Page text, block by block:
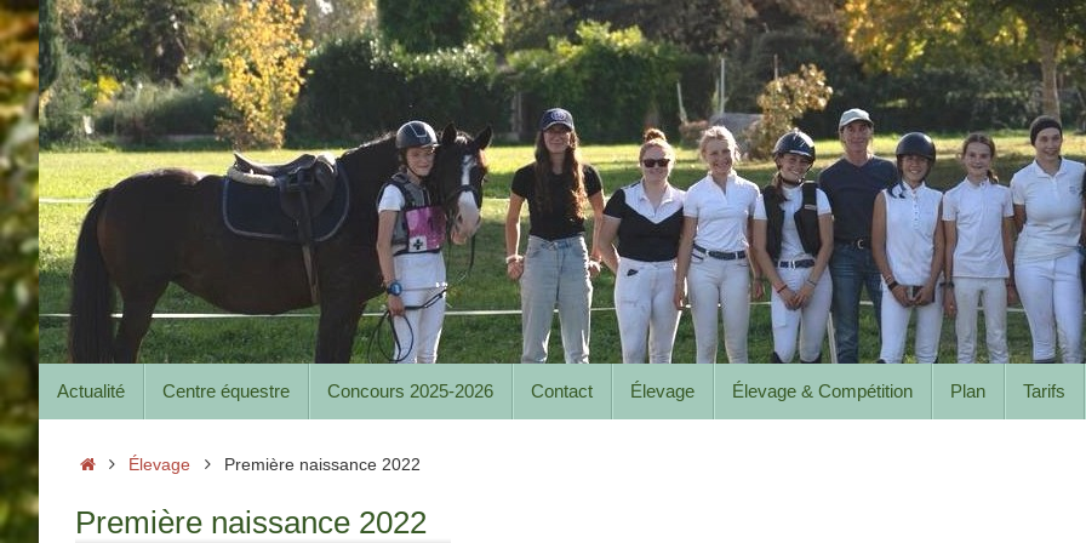
Passer
au
contenu
au
contenu
Actualité Centre équestre Concours 2025-2026 Contact Élevage Élevage & Compétition Plan Tarifs
AccueilÉlevage Première naissance 2022
Première naissance 2022